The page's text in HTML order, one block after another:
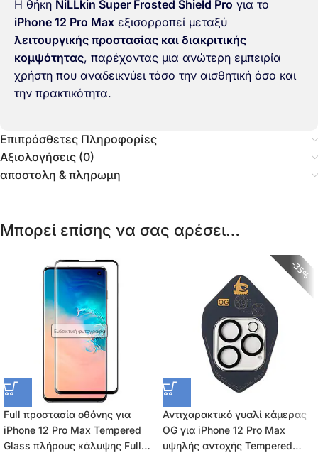
Η θήκη NiLLkin Super Frosted Shield Pro για το
iPhone 12 Pro Max εξισορροπεί μεταξύ
λειτουργικής προστασίας και διακριτικής
κομψότητας, παρέχοντας μια ανώτερη εμπειρία
χρήστη που αναδεικνύει τόσο την αισθητική όσο και
την πρακτικότητα.
Επιπρόσθετες Πληροφορίες
Αξιολογήσεις (0)
αποστολη & πληρωμη
Μπορεί επίσης να σας αρέσει…
Ενδεικτική φωτογραφία
Full προστασία οθόνης για
iPhone 12 Pro Max Tempered
Glass πλήρους κάλυψης Full
35%
Αντιχαρακτικό γυαλί κάμερας
OG για iPhone 12 Pro Max
υψηλής αντοχής Tempered